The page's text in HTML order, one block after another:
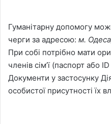
Гуманітарну допомогу
черги за адресою: м.
При собі потрібно мати
членів сімʼї (паспорт або
Документи у застосунку
особистої присутності їх